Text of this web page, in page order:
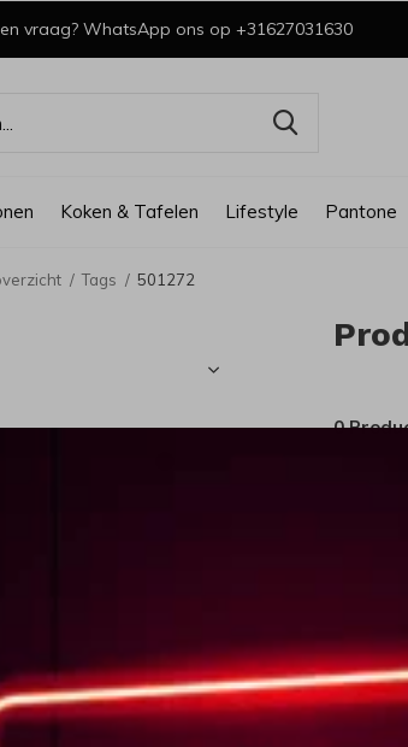
Koken & Tafelen Lifestyle Pantone
vraag? WhatsApp ons op +31627031630
Tags 501272
0